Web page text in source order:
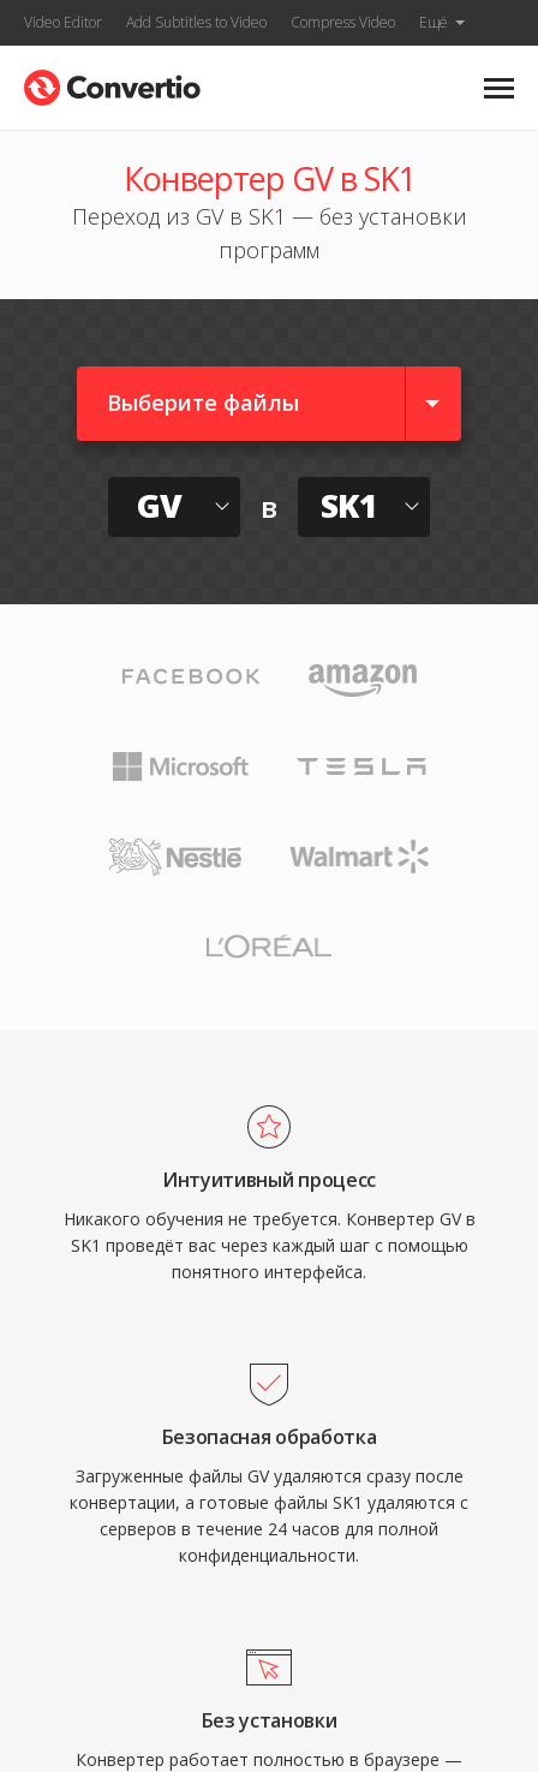
Video Editor Add Subtitles to Video Compress Video Ещё
Конвертер GV в SK1
Переход из GV в SK1 — без установки
программ
Выберите файлы
GV в SK1
Интуитивный процесс
Никакого обучения не требуется. Конвертер GV в
SK1 проведёт вас через каждый шаг с помощью
понятного интерфейса.
Безопасная обработка
Загруженные файлы GV удаляются сразу после
конвертации, а готовые файлы SK1 удаляются с
серверов в течение 24 часов для полной
конфиденциальности.
Без установки
Конвертер работает полностью в браузере —